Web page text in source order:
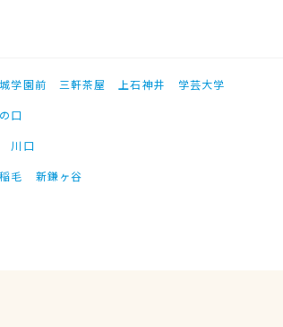
学園前 三軒茶屋 上石神井
学芸大学
口
川口
稲毛 新鎌ヶ谷